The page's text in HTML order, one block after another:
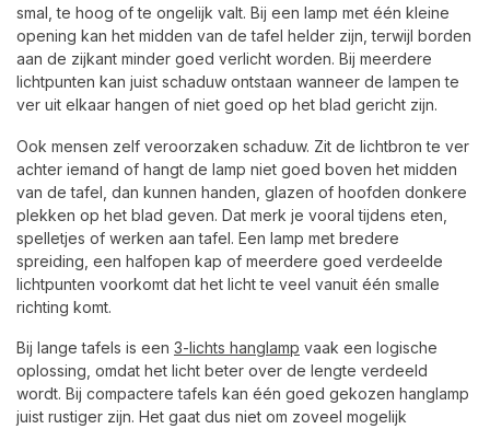
smal, te hoog of te ongelijk valt. Bij een lamp met één kleine
opening kan het midden van de tafel helder zijn, terwijl borden
aan de zijkant minder goed verlicht worden. Bij meerdere
lichtpunten kan juist schaduw ontstaan wanneer de lampen te
ver uit elkaar hangen of niet goed op het blad gericht zijn.
Ook mensen zelf veroorzaken schaduw. Zit de lichtbron te ver
achter iemand of hangt de lamp niet goed boven het midden
van de tafel, dan kunnen handen, glazen of hoofden donkere
plekken op het blad geven. Dat merk je vooral tijdens eten,
spelletjes of werken aan tafel. Een lamp met bredere
spreiding, een halfopen kap of meerdere goed verdeelde
lichtpunten voorkomt dat het licht te veel vanuit één smalle
richting komt.
Bij lange tafels is een 3-lichts hanglamp vaak een logische
oplossing, omdat het licht beter over de lengte verdeeld
wordt. Bij compactere tafels kan één goed gekozen hanglamp
juist rustiger zijn. Het gaat dus niet om zoveel mogelijk